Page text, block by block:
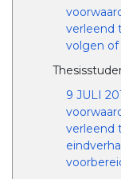
verleend
volgen of
9 JULI
verleend